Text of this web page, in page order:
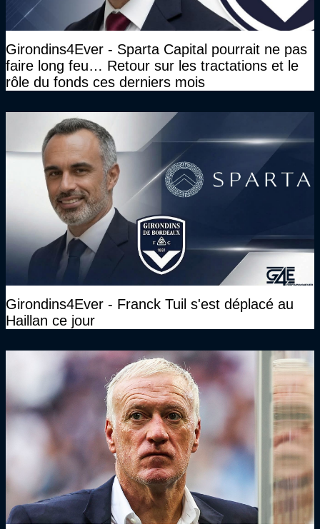
Girondins4Ever - Sparta Capital pourrait ne pas
faire long feu… Retour sur les tractations et le
rôle du fonds ces derniers mois
Girondins4Ever - Franck Tuil s'est déplacé au
Haillan ce jour